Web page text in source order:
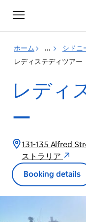
Toggle
navigation
ホーム ... シドニ
レディステディツアー
レディ
ー
131-135 Alfred
ストラリア
Booking details